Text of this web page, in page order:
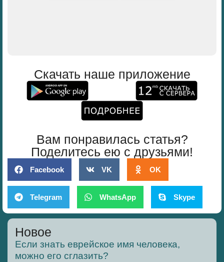
Скачать наше приложение
Вам понравилась статья?
Поделитесь ею с друзьями!
Facebook VK OK
Telegram WhatsApp Skype
Новое
Если знать еврейское имя человека,
можно его сглазить?